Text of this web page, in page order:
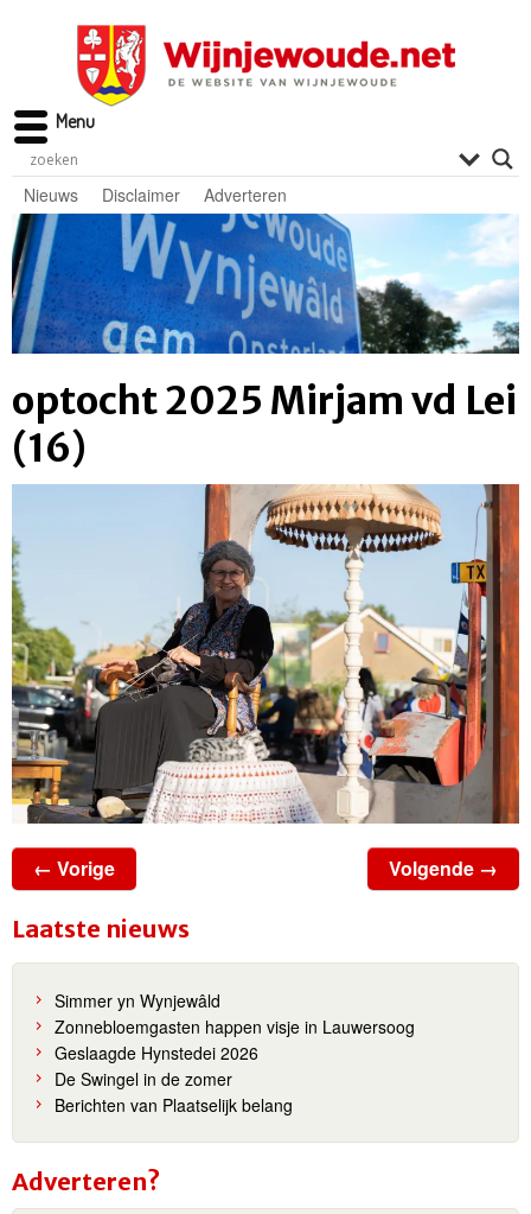
Nieuws Disclaimer Adverteren
optocht 2025 Mirjam vd Lei
(16)
← Vorige Volgende →
Laatste nieuws
Simmer yn Wynjewâld
Zonnebloemgasten happen visje in Lauwersoog
Geslaagde Hynstedei 2026
De Swingel in de zomer
Berichten van Plaatselijk belang
Adverteren?
Menu